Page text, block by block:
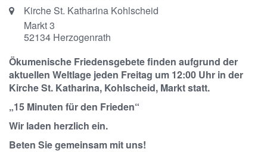
Ort: Kirche St. Katharina Kohlscheid
Markt 3
52134 Herzogenrath
Ökumenische Friedensgebete finden aufgrund der
aktuellen Weltlage jeden Freitag um 12:00 Uhr in der
Kirche St. Katharina, Kohlscheid, Markt statt.
„15 Minuten für den Frieden“
Wir laden herzlich ein.
Beten Sie gemeinsam mit uns!